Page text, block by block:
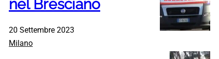
nel Bresciano
20 Settembre 2023
Milano